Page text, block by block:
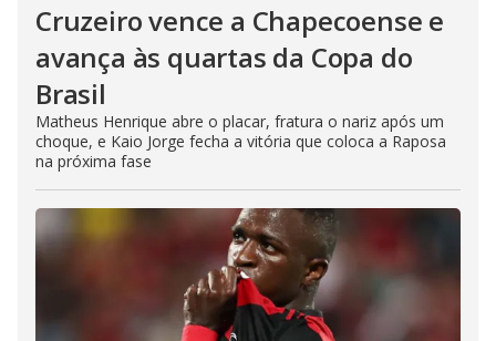
Cruzeiro vence a Chapecoense e
avança às quartas da Copa do
Brasil
Matheus Henrique abre o placar, fratura o nariz após um
choque, e Kaio Jorge fecha a vitória que coloca a Raposa
na próxima fase